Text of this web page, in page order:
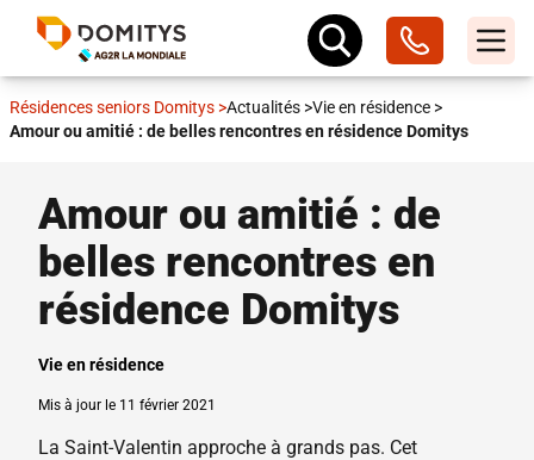
Résidences seniors Domitys >Actualités >Vie en résidence >
Amour ou amitié : de belles rencontres en résidence Domitys
Amour ou amitié : de
belles rencontres en
résidence Domitys
Vie en résidence
Mis à jour le 11 février 2021
La Saint-Valentin approche à grands pas. Cet